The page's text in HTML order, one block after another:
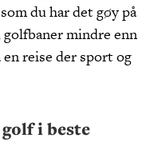
du har det gøy på
mindre enn
reise der sport og
i beste